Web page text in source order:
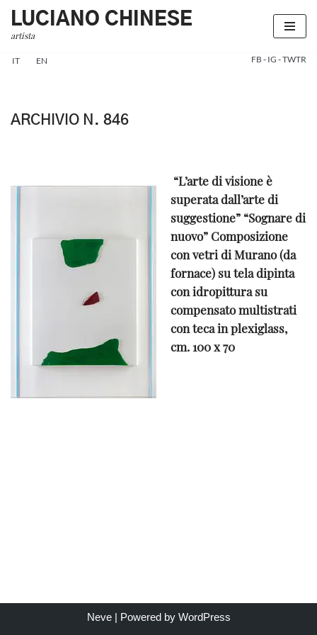
Vai
al
LUCIANO CHINESE
artista
IT EN FB - IG -TWTR
ARCHIVIO N. 846
“L’arte di visione è
superata dall’arte di
suggestione” “Sognare di
nuovo” Composizione
con vetri di Murano (da
fornace) su tela dipinta
con idropittura su
compensato multistrati
con teca in plexiglass,
cm. 100 x 70
Neve| Powered by WordPress